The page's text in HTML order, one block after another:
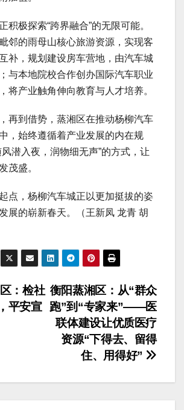
积极探索“跨界融合”的无限可能。
邻的雨母山核心旅游资源，实现客
补，规划建设房车营地，由汽车城
与本地院校合作创办国际汽车职业
将产业触角伸向教育与人才培养。
再到借势，蒸湘区在推动杨柳汽车
，始终遵循着产业发展的内在规
潜入夜，润物细无声”的方式，让
茂盛。
点，杨柳汽车城正以更加挺拔的姿
展的崭新春天。（王新凤 龙青 胡
衡阳蒸湘区：从“群众
跑”到“专家来”——医
联体建设让优质医疗
资源“下得去、留得
住、用得好”
：检社
平安宣